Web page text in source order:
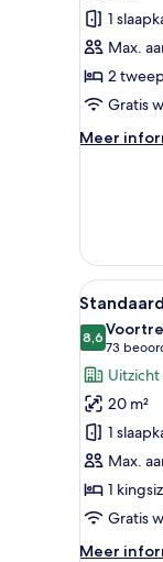
kamer,
2
laden
1
Max.
2
Gratis
Meer
Meer
Alle
foto's
voor
kamer,
1
kingsize
bed,
uitzicht
op
stad
8
8,68,6 van 10
73
(73
20 m²
1
Max.
1
Gratis
Meer
Meer